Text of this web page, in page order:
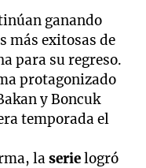
ganando
más exitosas de
para su regreso.
protagonizado
y Boncuk
temporada el
laserielogró